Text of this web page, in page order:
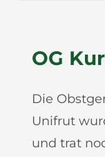
OG
Die
Unifrut
und trat